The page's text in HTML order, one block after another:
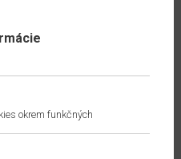
komfortným vrstvám korku
okrem funkčných